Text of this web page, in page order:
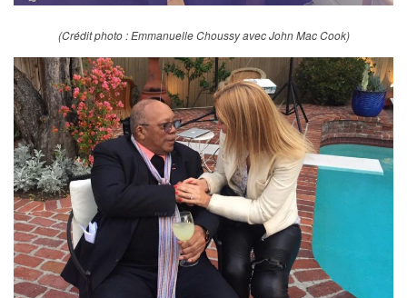
(Crédit photo : Emmanuelle Choussy avec John Mac Cook)